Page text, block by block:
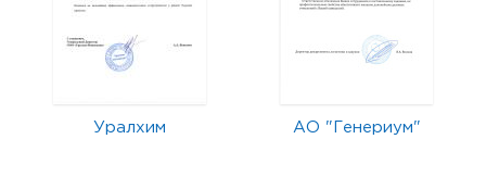
Уралхим АО "Генериум"